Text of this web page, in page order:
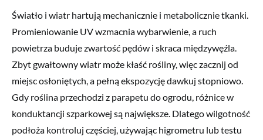
Światło i wiatr hartują mechanicznie i metabolicznie tkanki.
Promieniowanie UV wzmacnia wybarwienie, a ruch
powietrza buduje zwartość pędów i skraca międzywęźla.
Zbyt gwałtowny wiatr może kłaść rośliny, więc zacznij od
miejsc osłoniętych, a pełną ekspozycję dawkuj stopniowo.
Gdy roślina przechodzi z parapetu do ogrodu, różnice w
konduktancji szparkowej są największe. Dlatego wilgotność
podłoża kontroluj częściej, używając higrometru lub testu